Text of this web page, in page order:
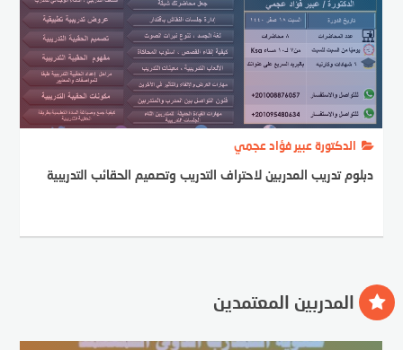
الدكتورة عبير فؤاد عجمي
دبلوم تدريب المدربين لاحتراف التدريب وتصميم الحقائب التدريبية
المدربين المعتمدين